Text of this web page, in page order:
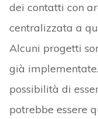
dei contatti con
centralizzata a
Alcuni progetti
già
possibilità di
potrebbe essere